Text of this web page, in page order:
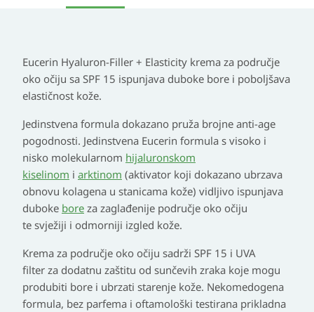
Eucerin Hyaluron-Filler + Elasticity krema za područje
oko očiju sa SPF 15 ispunjava duboke bore i poboljšava
elastičnost kože.
Jedinstvena formula dokazano pruža brojne anti-age
pogodnosti. Jedinstvena Eucerin formula s visoko i
nisko molekularnom hijaluronskom
kiselinom i arktinom (aktivator koji dokazano ubrzava
obnovu kolagena u stanicama kože) vidljivo ispunjava
duboke bore za zaglađenije područje oko očiju
te svježiji i odmorniji izgled kože.
Krema za područje oko očiju sadrži SPF 15 i UVA
filter za dodatnu zaštitu od sunčevih zraka koje mogu
produbiti bore i ubrzati starenje kože. Nekomedogena
formula, bez parfema i oftamološki testirana prikladna